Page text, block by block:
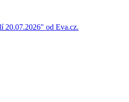
20.07.2026" od Eva.cz.